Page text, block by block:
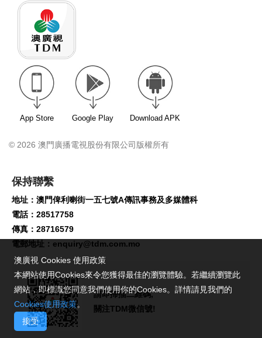
App Store Google Play Download APK
© 2026 澳門廣播電視股份有限公司版權所有
保持聯繫
地址：澳門俾利喇街一五七號A傳訊事務及多媒體科
電話：28517758
傳真：28716579
電郵地址： enquiry@tdm.com.mo
請即掃描二維碼,
關注TDM微信號!
澳廣視 Cookies 使用政策
本網站使用Cookies來令您獲得最佳的瀏覽體驗。若繼續瀏覽此
網站，即標識您同意我們使用你的Cookies。詳情請見我們的
Cookies使用政策。
接受